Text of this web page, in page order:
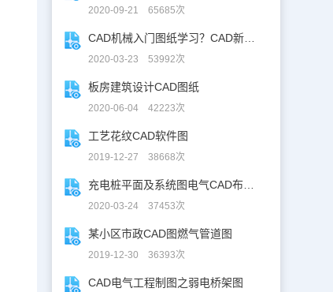
2020-09-21 65685次
2020-03-23 53992次
板房建筑设计CAD图纸
2020-06-04 42223次
工艺花纹CAD软件图
2019-12-27 38668次
2020-03-24 37453次
某小区市政CAD图燃气管道图
2019-12-30 36393次
CAD电气工程制图之弱电桥架图